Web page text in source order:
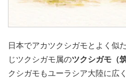
日本でアカツクシガモとよく似
じツクシガモ属のツクシガモ（
クシガモもユーラシア大陸に広